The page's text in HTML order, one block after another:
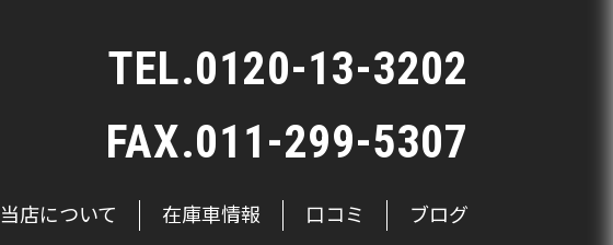
TEL.0120-13-3202
FAX.011-299-5307
当店について 在庫車情報 口コミ ブログ